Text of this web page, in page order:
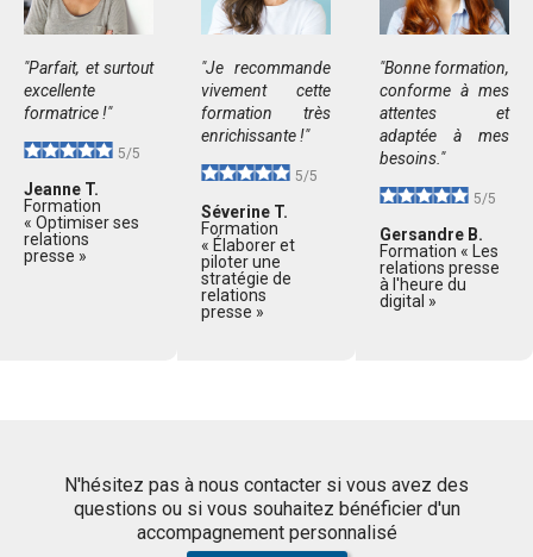
"Parfait, et surtout
excellente
formatrice !"
5/5
Jeanne T.
Formation
« Optimiser ses
relations
presse »
"Je recommande
vivement cette
formation très
enrichissante !"
5/5
Séverine T.
Formation
« Élaborer et
piloter une
stratégie de
relations
presse »
"Bonne formation,
conforme à mes
attentes et
adaptée à mes
besoins."
5/5
Gersandre B.
Formation « Les
relations presse
à l'heure du
digital »
N'hésitez pas à nous contacter si vous avez des
questions ou si vous souhaitez bénéficier d'un
accompagnement personnalisé